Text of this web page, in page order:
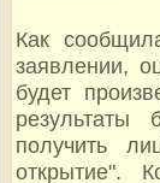
Как
заявлении,
будет
результаты
получить
открытие".